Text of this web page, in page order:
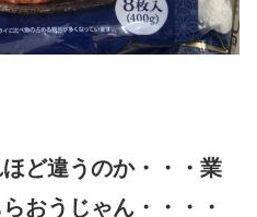
ど違うのか・・・業
おうじゃん・・・・